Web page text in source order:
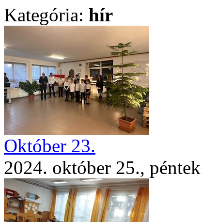
Kategória: hír
Október 23.
2024. október 25., péntek